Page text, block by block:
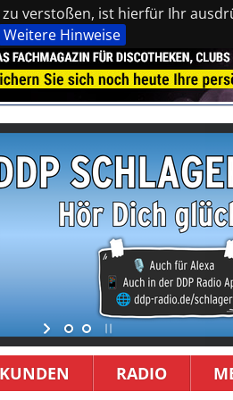
verstoßen, ist hierfür Ihr
Weitere Hinweise
KUNDEN RADIO